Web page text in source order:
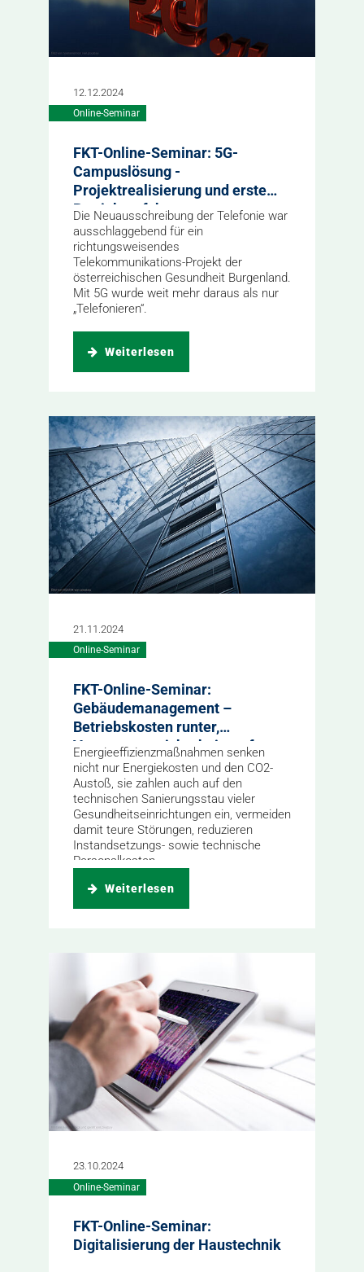
12.12.2024
Online-Seminar
FKT-Online-Seminar: 5G-
Campuslösung -
Projektrealisierung und erste
Betriebserfahrungen
Die Neuausschreibung der Telefonie war
ausschlaggebend für ein
richtungsweisendes
Telekommunikations-Projekt der
österreichischen Gesundheit Burgenland.
Mit 5G wurde weit mehr daraus als nur
„Telefonieren“.
Weiterlesen
21.11.2024
Online-Seminar
FKT-Online-Seminar:
Gebäudemanagement –
Betriebskosten runter,
Versorgungssicherheit rauf
Energieeffizienzmaßnahmen senken
nicht nur Energiekosten und den CO2-
Austoß, sie zahlen auch auf den
technischen Sanierungsstau vieler
Gesundheitseinrichtungen ein, vermeiden
damit teure Störungen, reduzieren
Instandsetzungs- sowie technische
Personalkosten.
Weiterlesen
23.10.2024
Online-Seminar
FKT-Online-Seminar:
Digitalisierung der Haustechnik